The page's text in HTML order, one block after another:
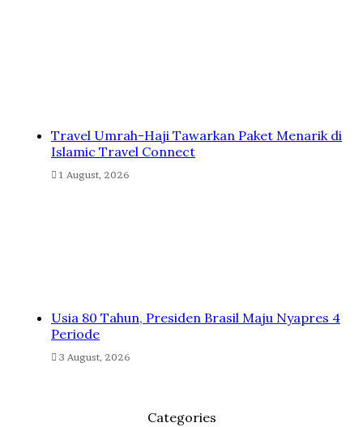
Travel Umrah-Haji Tawarkan Paket Menarik di
Islamic Travel Connect
1 August, 2026
Usia 80 Tahun, Presiden Brasil Maju Nyapres 4
Periode
3 August, 2026
Categories